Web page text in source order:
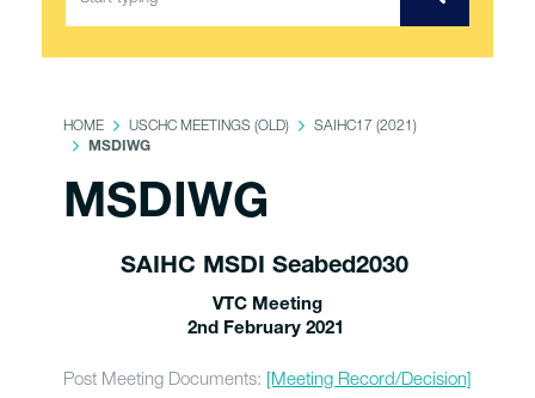
HOME USCHC MEETINGS (OLD) SAIHC17 (2021)
MSDIWG
MSDIWG
SAIHC MSDI Seabed2030
VTC Meeting
2nd February 2021
Post Meeting Documents: [Meeting Record/Decision]